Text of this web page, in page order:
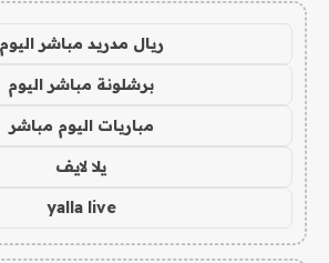
ريال مدريد مباشر اليوم
برشلونة مباشر اليوم
مباريات اليوم مباشر
يلا لايف
yalla live